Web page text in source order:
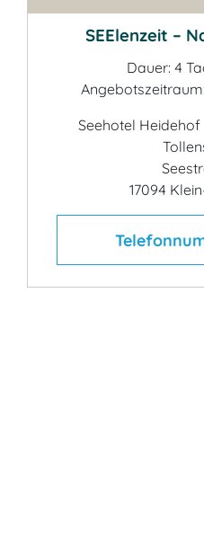
SEElenzeit –
Dauer: 4
Angebotszeitraum:
Seehotel
17094